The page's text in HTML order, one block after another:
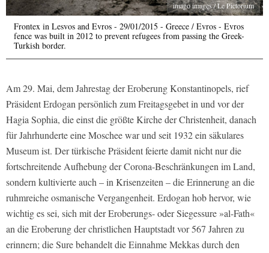
imago images / Le Pictorium
Frontex in Lesvos and Evros - 29/01/2015 - Greece / Evros - Evros
fence was built in 2012 to prevent refugees from passing the Greek-
Turkish border.
Am 29. Mai, dem Jahrestag der Eroberung Konstantinopels, rief
Präsident Erdogan persönlich zum Freitagsgebet in und vor der
Hagia Sophia, die einst die größte Kirche der Christenheit, danach
für Jahrhunderte eine Moschee war und seit 1932 ein säkulares
Museum ist. Der türkische Präsident feierte damit nicht nur die
fortschreitende Aufhebung der Corona-Beschränkungen im Land,
sondern kultivierte auch – in Krisenzeiten – die Erinnerung an die
ruhmreiche osmanische Vergangenheit. Erdogan hob hervor, wie
wichtig es sei, sich mit der Eroberungs- oder Siegessure »al-Fath«
an die Eroberung der christlichen Hauptstadt vor 567 Jahren zu
erinnern; die Sure behandelt die Einnahme Mekkas durch den